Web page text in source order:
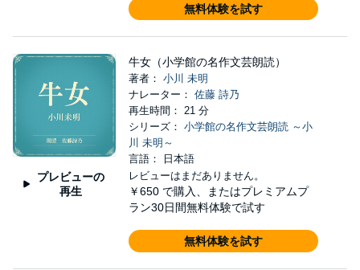
無料体験を試す
プレビューの
再生
牛女（小学館の名作文芸朗読）
著者： 小川 未明
ナレーター： 佐藤 詩乃
再生時間： 21 分
シリーズ： 小学館の名作文芸朗読 ～小
川 未明～
言語： 日本語
レビューはまだありません。
￥650 で購入、またはプレミアムプ
ラン30日間無料体験で試す
無料体験を試す